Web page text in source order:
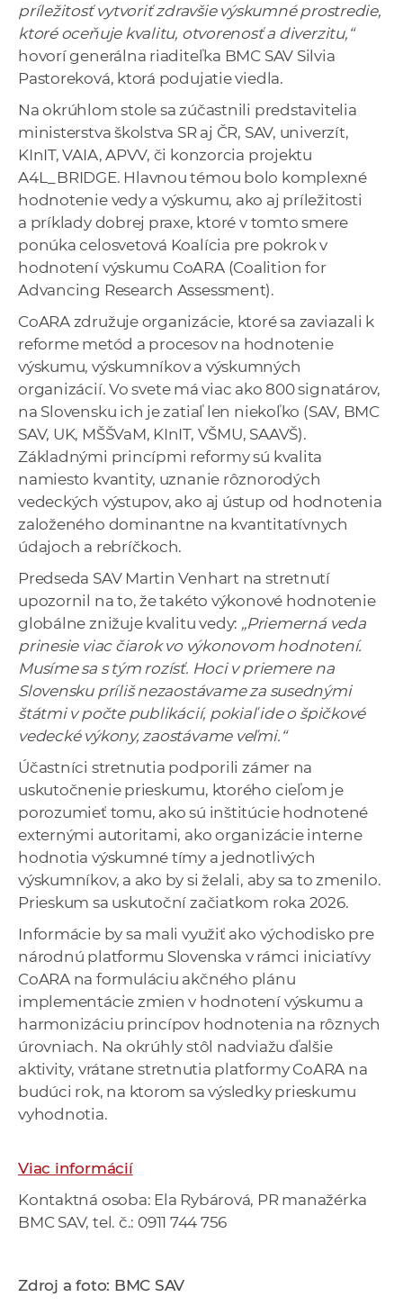
príležitosť vytvoriť zdravšie výskumné prostredie,
ktoré oceňuje kvalitu, otvorenosť a diverzitu,“
hovorí generálna riaditeľka BMC SAV Silvia
Pastoreková, ktorá podujatie viedla.
Na okrúhlom stole sa zúčastnili predstavitelia
ministerstva školstva SR aj ČR, SAV, univerzít,
KInIT, VAIA, APVV, či konzorcia projektu
A4L_BRIDGE. Hlavnou témou bolo komplexné
hodnotenie vedy a výskumu, ako aj príležitosti
a príklady dobrej praxe, ktoré v tomto smere
ponúka celosvetová Koalícia pre pokrok v
hodnotení výskumu CoARA (Coalition for
Advancing Research Assessment).
CoARA združuje organizácie, ktoré sa zaviazali k
reforme metód a procesov na hodnotenie
výskumu, výskumníkov a výskumných
organizácií. Vo svete má viac ako 800 signatárov,
na Slovensku ich je zatiaľ len niekoľko (SAV, BMC
SAV, UK, MŠŠVaM, KInIT, VŠMU, SAAVŠ).
Základnými princípmi reformy sú kvalita
namiesto kvantity, uznanie rôznorodých
vedeckých výstupov, ako aj ústup od hodnotenia
založeného dominantne na kvantitatívnych
údajoch a rebríčkoch.
Predseda SAV Martin Venhart na stretnutí
upozornil na to, že takéto výkonové hodnotenie
globálne znižuje kvalitu vedy: „Priemerná veda
prinesie viac čiarok vo výkonovom hodnotení.
Musíme sa s tým rozísť. Hoci v priemere na
Slovensku príliš nezaostávame za susednými
štátmi v počte publikácií, pokiaľ ide o špičkové
vedecké výkony, zaostávame veľmi.“
Účastníci stretnutia podporili zámer na
uskutočnenie prieskumu, ktorého cieľom je
porozumieť tomu, ako sú inštitúcie hodnotené
externými autoritami, ako organizácie interne
hodnotia výskumné tímy a jednotlivých
výskumníkov, a ako by si želali, aby sa to zmenilo.
Prieskum sa uskutoční začiatkom roka 2026.
Informácie by sa mali využiť ako východisko pre
národnú platformu Slovenska v rámci iniciatívy
CoARA na formuláciu akčného plánu
implementácie zmien v hodnotení výskumu a
harmonizáciu princípov hodnotenia na rôznych
úrovniach. Na okrúhly stôl nadviažu ďalšie
aktivity, vrátane stretnutia platformy CoARA na
budúci rok, na ktorom sa výsledky prieskumu
vyhodnotia.
Viac informácií
Kontaktná osoba: Ela Rybárová, PR manažérka
BMC SAV, tel. č.: 0911 744 756
Zdroj a foto: BMC SAV